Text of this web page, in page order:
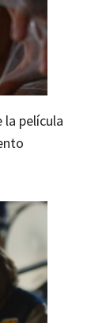
la película